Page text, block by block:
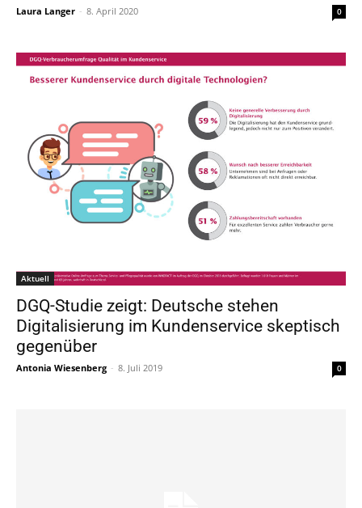
Laura Langer - 8. April 2020 0
Aktuell
DGQ-Studie zeigt: Deutsche stehen
Digitalisierung im Kundenservice skeptisch
gegenüber
Antonia Wiesenberg - 8. Juli 2019 0